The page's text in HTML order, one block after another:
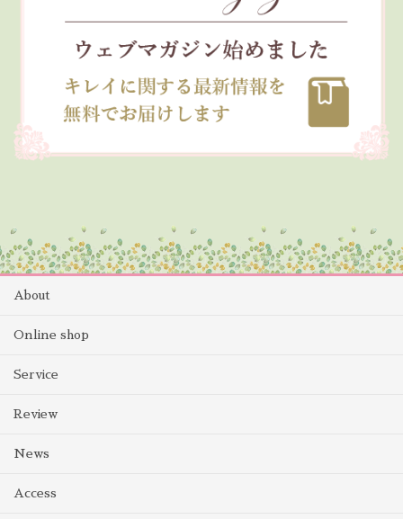
About
Online shop
Service
Review
News
Access